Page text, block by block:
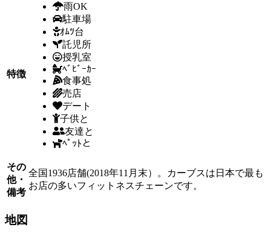
特徴
雨OK
駐車場
ｵﾑﾂ台
託児所
授乳室
ﾍﾞﾋﾞｰｶｰ
食事処
売店
デート
子供と
友達と
ﾍﾟｯﾄと
その
他・
備考
全国1936店舗(2018年11月末）。カーブスは日本で最も
お店の多いフィットネスチェーンです。
地図